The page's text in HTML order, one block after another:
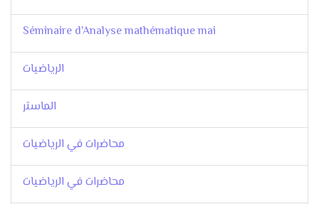
Séminaire d'Analyse mathématique mai
الرياضيات
الماستر
محاضرات في الرياضيات
محاضرات في الرياضيات